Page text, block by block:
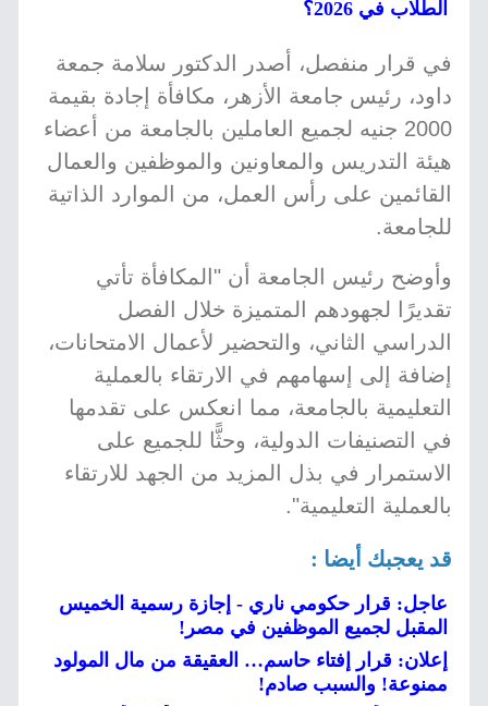
الطلاب في 2026؟
في قرار منفصل، أصدر الدكتور سلامة جمعة
داود، رئيس جامعة الأزهر، مكافأة إجادة بقيمة
2000 جنيه لجميع العاملين بالجامعة من أعضاء
هيئة التدريس والمعاونين والموظفين والعمال
القائمين على رأس العمل، من الموارد الذاتية
للجامعة.
وأوضح رئيس الجامعة أن "المكافأة تأتي
تقديرًا لجهودهم المتميزة خلال الفصل
الدراسي الثاني، والتحضير لأعمال الامتحانات،
إضافة إلى إسهامهم في الارتقاء بالعملية
التعليمية بالجامعة، مما انعكس على تقدمها
في التصنيفات الدولية، وحثًّا للجميع على
الاستمرار في بذل المزيد من الجهد للارتقاء
بالعملية التعليمية".
قد يعجبك أيضا :
عاجل: قرار حكومي ناري - إجازة رسمية الخميس
المقبل لجميع الموظفين في مصر!
إعلان: قرار إفتاء حاسم… العقيقة من مال المولود
ممنوعة! والسبب صادم!